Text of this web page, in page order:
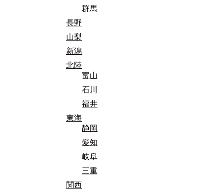
群馬
長野
山梨
新潟
北陸
富山
石川
福井
東海
静岡
愛知
岐阜
三重
関西